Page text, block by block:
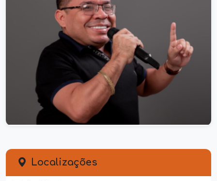
Tiroteio interrompe show de Chicão
dos Teclados em Turilândia
10/10/2025
Localizações